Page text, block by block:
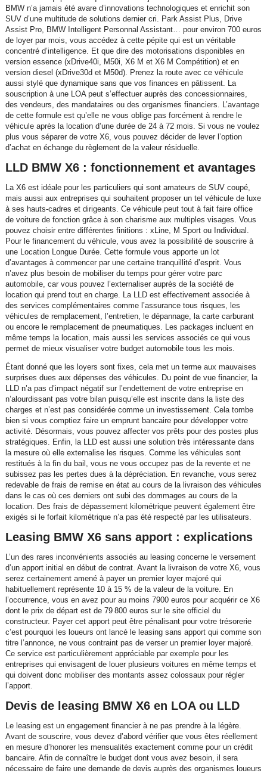
BMW n’a jamais été avare d’innovations technologiques et enrichit son
SUV d’une multitude de solutions dernier cri. Park Assist Plus, Drive
Assist Pro, BMW Intelligent Personnal Assistant… pour environ 700 euros
de loyer par mois, vous accédez à cette pépite qui est un véritable
concentré d’intelligence. Et que dire des motorisations disponibles en
version essence (xDrive40i, M50i, X6 M et X6 M Compétition) et en
version diesel (xDrive30d et M50d). Prenez la route avec ce véhicule
aussi stylé que dynamique sans que vos finances en pâtissent. La
souscription à une LOA peut s’effectuer auprès des concessionnaires,
des vendeurs, des mandataires ou des organismes financiers. L’avantage
de cette formule est qu’elle ne vous oblige pas forcément à rendre le
véhicule après la location d’une durée de 24 à 72 mois. Si vous ne voulez
plus vous séparer de votre X6, vous pouvez décider de lever l’option
d’achat en échange du règlement de la valeur résiduelle.
LLD BMW X6 : fonctionnement et avantages
La X6 est idéale pour les particuliers qui sont amateurs de SUV coupé,
mais aussi aux entreprises qui souhaitent proposer un tel véhicule de luxe
à ses hauts-cadres et dirigeants. Ce véhicule peut tout à fait faire office
de voiture de fonction grâce à son charisme aux multiples visages. Vous
pouvez choisir entre différentes finitions : xLine, M Sport ou Individual.
Pour le financement du véhicule, vous avez la possibilité de souscrire à
une Location Longue Durée. Cette formule vous apporte un lot
d’avantages à commencer par une certaine tranquillité d’esprit. Vous
n’avez plus besoin de mobiliser du temps pour gérer votre parc
automobile, car vous pouvez l’externaliser auprès de la société de
location qui prend tout en charge. La LLD est effectivement associée à
des services complémentaires comme l’assurance tous risques, les
véhicules de remplacement, l’entretien, le dépannage, la carte carburant
ou encore le remplacement de pneumatiques. Les packages incluent en
même temps la location, mais aussi les services associés ce qui vous
permet de mieux visualiser votre budget automobile tous les mois.
Étant donné que les loyers sont fixes, cela met un terme aux mauvaises
surprises dues aux dépenses des véhicules. Du point de vue financier, la
LLD n’a pas d’impact négatif sur l’endettement de votre entreprise en
n’alourdissant pas votre bilan puisqu’elle est inscrite dans la liste des
charges et n’est pas considérée comme un investissement. Cela tombe
bien si vous comptiez faire un emprunt bancaire pour développer votre
activité. Désormais, vous pouvez affecter vos prêts pour des postes plus
stratégiques. Enfin, la LLD est aussi une solution très intéressante dans
la mesure où elle externalise les risques. Comme les véhicules sont
restitués à la fin du bail, vous ne vous occupez pas de la revente et ne
subissez pas les pertes dues à la dépréciation. En revanche, vous serez
redevable de frais de remise en état au cours de la livraison des véhicules
dans le cas où ces derniers ont subi des dommages au cours de la
location. Des frais de dépassement kilométrique peuvent également être
exigés si le forfait kilométrique n’a pas été respecté par les utilisateurs.
Leasing BMW X6 sans apport : explications
L’un des rares inconvénients associés au leasing concerne le versement
d’un apport initial en début de contrat. Avant la livraison de votre X6, vous
serez certainement amené à payer un premier loyer majoré qui
habituellement représente 10 à 15 % de la valeur de la voiture. En
l’occurrence, vous en avez pour au moins 7900 euros pour acquérir ce X6
dont le prix de départ est de 79 800 euros sur le site officiel du
constructeur. Payer cet apport peut être pénalisant pour votre trésorerie
c’est pourquoi les loueurs ont lancé le leasing sans apport qui comme son
titre l’annonce, ne vous contraint pas de verser un premier loyer majoré.
Ce service est particulièrement appréciable par exemple pour les
entreprises qui envisagent de louer plusieurs voitures en même temps et
qui doivent donc mobiliser des montants assez colossaux pour régler
l’apport.
Devis de leasing BMW X6 en LOA ou LLD
Le leasing est un engagement financier à ne pas prendre à la légère.
Avant de souscrire, vous devez d’abord vérifier que vous êtes réellement
en mesure d’honorer les mensualités exactement comme pour un crédit
bancaire. Afin de connaître le budget dont vous avez besoin, il sera
nécessaire de faire une demande de devis auprès des organismes loueurs